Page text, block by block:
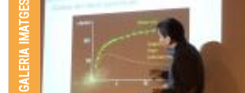
GALERIA IMATGES